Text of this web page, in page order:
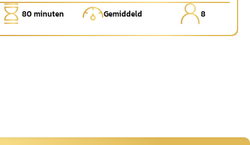
80 minuten Gemiddeld 8